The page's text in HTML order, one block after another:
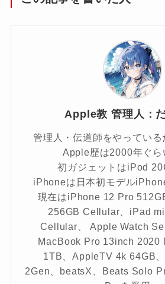
Apple教 管理人：
管理人・伝道師をやっている
Apple歴は2000年ぐら
初ガジェットはiPod
iPhoneは日本初モデル
現在はiPhone 12 Pro
256GB Cellular、iPad
Cellular、 Apple Watch
MacBook Pro 13inch 2020
1TB、AppleTV 4k 64GB
2Gen、beatsX、Beats Solo